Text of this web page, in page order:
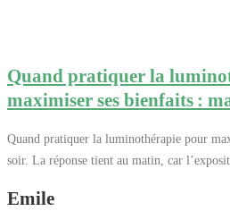
Quand pratiquer la
maximiser ses bienfaits :
Quand pratiquer la luminothérapie pour
soir. La réponse tient au matin, car
Emile